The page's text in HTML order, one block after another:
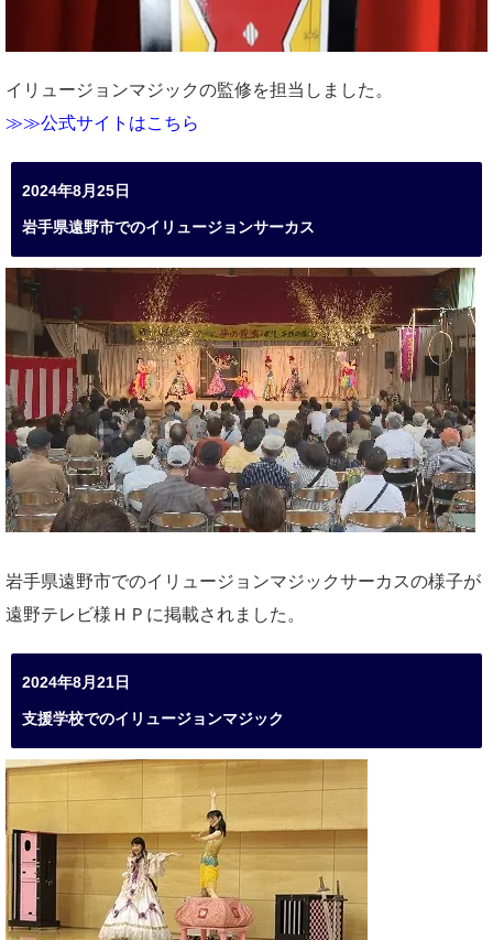
イリュージョンマジックの監修を担当しました。
≫≫公式サイトはこちら
2024年8月25日
岩手県遠野市でのイリュージョンサーカス
岩手県遠野市でのイリュージョンマジックサーカスの様子が
遠野テレビ様ＨＰに掲載されました。
2024年8月21日
支援学校でのイリュージョンマジック